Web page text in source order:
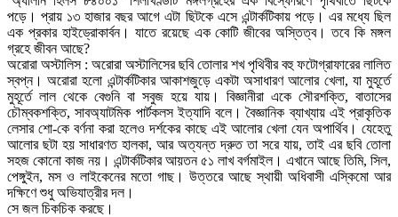
পড়ে। প্রায় ১৩ হাজার বছর আগে এটা ছিটকে এসে এন্টার্কটিকায় পড়ে। এর মধ্যে ছিল
এক প্রকার হাইড্রোকার্বন। যাতে রয়েছে এক কোটি জীবের অস্তিত্ব। তবে কি মঙ্গল
গ্রহে জীবন আছে?
অরোরা অস্টালিস : অরোরা অস্টালিসের ছবি তোলার শখ পৃথিবীর বহু ফটোগ্রাফারের লালিত
স্বপ্ন। অরোরা হলো এন্টার্কটিকার আকাশজুড়ে একটা অসাধারণ আলোর খেলা, যা মুহূর্তে
মুহূর্তে লাল থেকে বেগুনি বা সবুজ হয়ে যায়। বিজ্ঞানীরা একে সৌরশক্তি, বাতাসের
চৌম্বকশক্তি, সাবঅ্যাটমিক পার্টকলস ইত্যাদি বলে। বৈজ্ঞানিক ব্যাখ্যায় এই প্রাকৃতিক
লেসার শো-কে বর্ণনা করা হলেও দর্শকের কাছে এই আলোর খেলা যেন অপার্থিব। যেহেতু
আলোর ছটা হয় সাধারণত হালকা, আর অত্যন্ত দ্রুত তা সরে যায়, তাই এর ছবি তোলা
সহজ কোনো কাজ নয়। এন্টার্কটিকার আয়তন ৫১ লাখ বর্গমাইল। এখানে আছে তিমি, সিল,
পেঙ্গুইন, মস ও লাইকেনের মতো গাছ। উত্তরে আছে স্থায়ী অধিবাসী এস্কিমো আর
দক্ষিণে শুধু অভিযাত্রীর দল।
সে জল চিকচিক করছে।